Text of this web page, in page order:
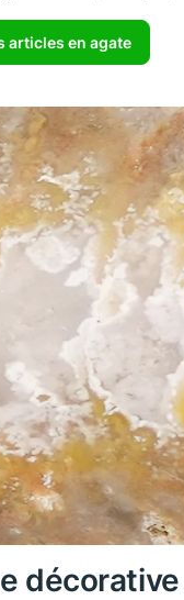
articles en agate